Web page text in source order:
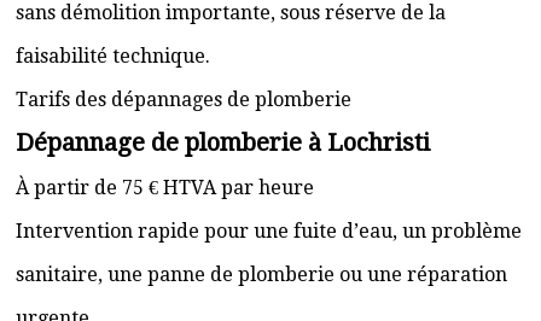
sans démolition importante, sous réserve de la
faisabilité technique.
Tarifs des dépannages de plomberie
Dépannage de plomberie à Lochristi
À partir de 75 € HTVA par heure
Intervention rapide pour une fuite d’eau, un problème
sanitaire, une panne de plomberie ou une réparation